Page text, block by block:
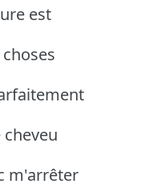
est
m'arrêter